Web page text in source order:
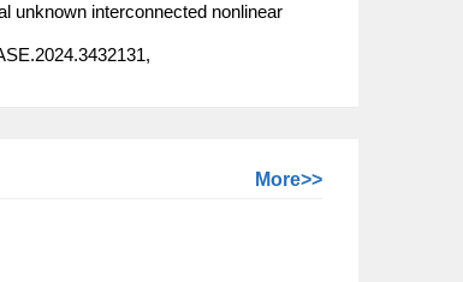
unknown interconnected nonlinear
More>>